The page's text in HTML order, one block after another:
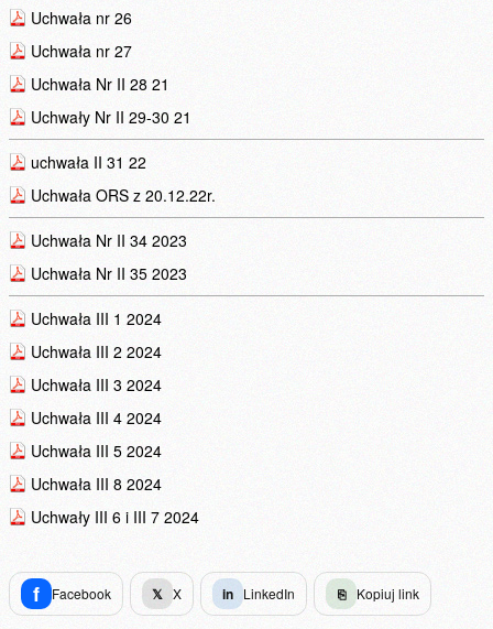
Uchwała nr 26
Uchwała nr 27
Uchwała Nr II 28 21
Uchwały Nr II 29-30 21
uchwała II 31 22
Uchwała ORS z 20.12.22r.
Uchwała Nr II 34 2023
Uchwała Nr II 35 2023
Uchwała III 1 2024
Uchwała III 2 2024
Uchwała III 3 2024
Uchwała III 4 2024
Uchwała III 5 2024
Uchwała III 8 2024
Uchwały III 6 i III 7 2024
f Facebook 𝕏 X in LinkedIn ⎘ Kopiuj link